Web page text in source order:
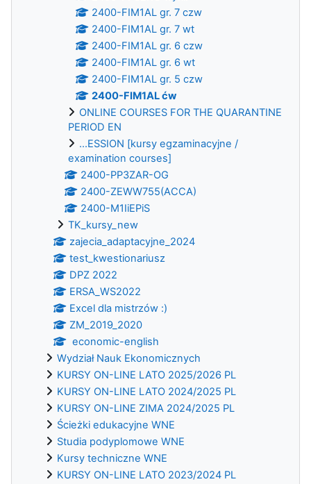
2400-FIM1AL gr. 7 czw
2400-FIM1AL gr. 7 wt
2400-FIM1AL gr. 6 czw
2400-FIM1AL gr. 6 wt
2400-FIM1AL gr. 5 czw
2400-FIM1AL ćw
ONLINE COURSES FOR THE QUARANTINE
PERIOD EN
...ESSION [kursy egzaminacyjne /
examination courses]
2400-PP3ZAR-OG
2400-ZEWW755(ACCA)
2400-M1IiEPiS
TK_kursy_new
zajecia_adaptacyjne_2024
test_kwestionariusz
DPZ 2022
ERSA_WS2022
Excel dla mistrzów :)
ZM_2019_2020
economic-english
Wydział Nauk Ekonomicznych
KURSY ON-LINE LATO 2025/2026 PL
KURSY ON-LINE LATO 2024/2025 PL
KURSY ON-LINE ZIMA 2024/2025 PL
Ścieżki edukacyjne WNE
Studia podyplomowe WNE
Kursy techniczne WNE
KURSY ON-LINE LATO 2023/2024 PL